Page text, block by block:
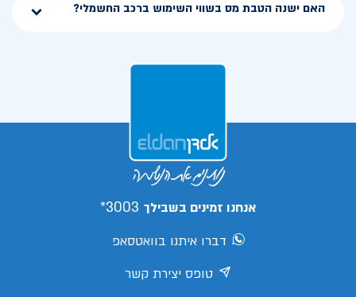
האם ישנה הטבת מס בשווי השימוש ברכב החשמלי?
אנחנו זמינים בשבילך 3003*
דברו איתנו בוואטסאפ
טופס יצירת קשר